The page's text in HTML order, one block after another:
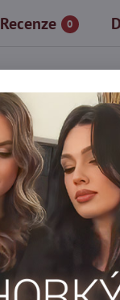
Recenze 0
– situaci?
také pro silový
formuje. Tento
pasu,
materiál,
bezpečně